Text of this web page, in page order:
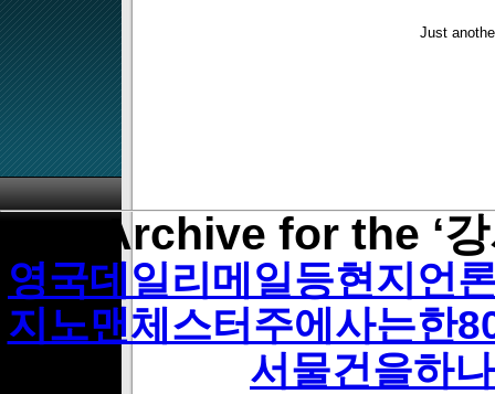
Just
Archive for the ‘
영국데일리메일등현지언
지노맨체스터주에사는한
서물건을하